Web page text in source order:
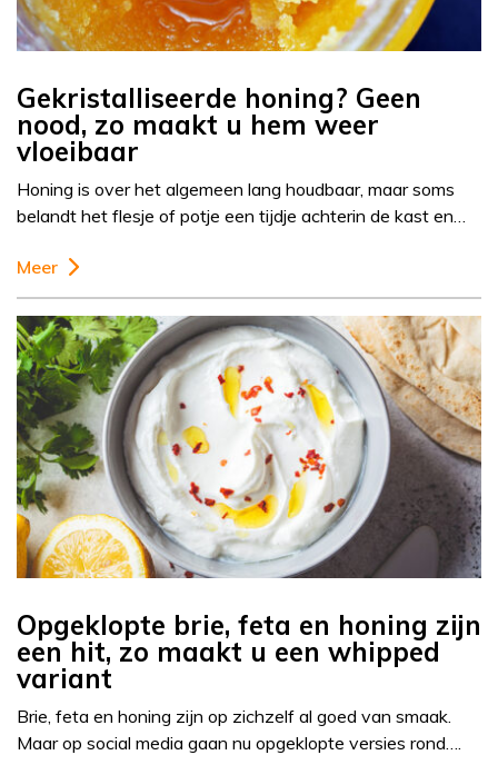
Gekristalliseerde honing? Geen
nood, zo maakt u hem weer
vloeibaar
Honing is over het algemeen lang houdbaar, maar soms
belandt het flesje of potje een tijdje achterin de kast en…
Meer
Opgeklopte brie, feta en honing zijn
een hit, zo maakt u een whipped
variant
Brie, feta en honing zijn op zichzelf al goed van smaak.
Maar op social media gaan nu opgeklopte versies rond….